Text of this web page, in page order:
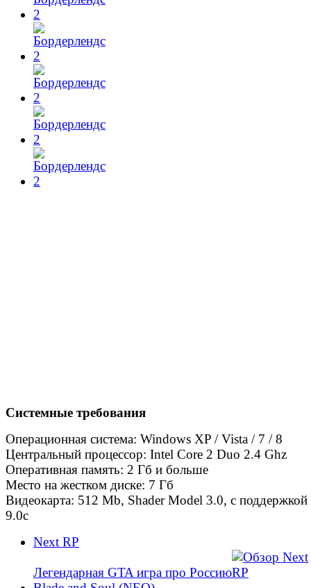
Системные требования
Операционная система: Windows XP / Vista / 7 / 8
Центральный процессор: Intel Core 2 Duo 2.4 Ghz
Оперативная память: 2 Гб и больше
Место на жестком диске: 7 Гб
Видеокарта: 512 Mb, Shader Model 3.0, c
9.0c
Next RP
Легендарная GTA игра про Россию